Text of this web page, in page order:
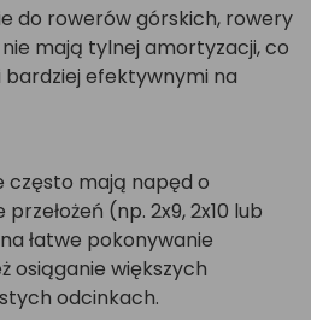
do rowerów górskich, rowery
mają tylnej amortyzacji, co
bardziej efektywnymi na
często mają napęd o
(np. 2x9, 2x10 lub
łatwe pokonywanie
osiąganie większych
odcinkach.